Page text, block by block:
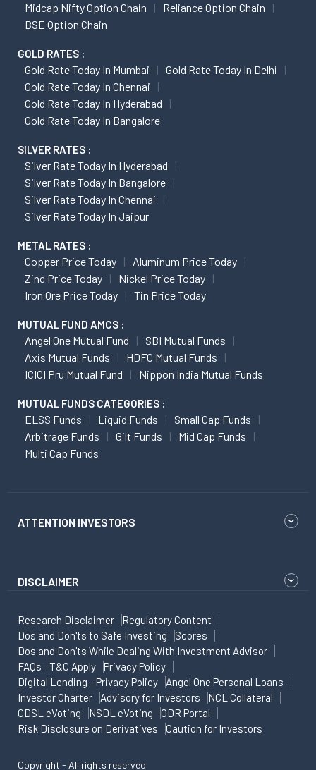
Midcap Nifty Option Chain
Reliance Option Chain
BSE Option Chain
GOLD RATES :
Gold Rate Today In Mumbai
Gold Rate Today In Delhi
Gold Rate Today In Chennai
Gold Rate Today In Hyderabad
Gold Rate Today In Bangalore
SILVER RATES :
Silver Rate Today In Hyderabad
Silver Rate Today In Bangalore
Silver Rate Today In Chennai
Silver Rate Today In Jaipur
METAL RATES :
Copper Price Today
Aluminum Price Today
Zinc Price Today
Nickel Price Today
Iron Ore Price Today
Tin Price Today
MUTUAL FUND AMCS :
Angel One Mutual Fund
SBI Mutual Funds
Axis Mutual Funds
HDFC Mutual Funds
ICICI Pru Mutual Fund
Nippon India Mutual Funds
MUTUAL FUNDS CATEGORIES :
ELSS Funds Liquid Funds
Small Cap Funds
Arbitrage Funds
Gilt Funds
Mid Cap Funds
Multi Cap Funds
ATTENTION INVESTORS
DISCLAIMER
Research Disclaimer
Regulatory Content
Dos and Don'ts to Safe Investing
Scores
Dos and Don'ts While Dealing With Investment Advisor
FAQs
T&C Apply
Privacy Policy
Digital Lending - Privacy Policy
Angel One Personal Loans
Investor Charter
Advisory for Investors
NCL Collateral
CDSL eVoting
NSDL eVoting
ODR Portal
Risk Disclosure on Derivatives
Caution for Investors
Copyright - All rights reserved